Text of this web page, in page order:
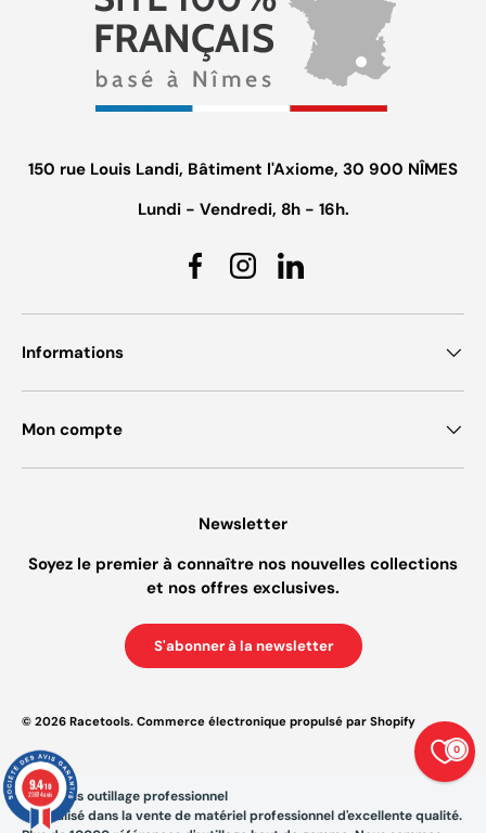
150 rue Louis Landi, Bâtiment l'Axiome, 30 900 NÎMES
Lundi - Vendredi, 8h - 16h.
FacebookInstagramLinkedin
Informations
Mon compte
Newsletter
Soyez le premier à connaître nos nouvelles collections
et nos offres exclusives.
S'abonner à la newsletter
© 2026 Racetools. Commerce électronique propulsé par Shopify
Racetools outillage professionnel
Spécialisé dans la vente de matériel professionnel d'excellente qualité.
0
9.4/10
23874 avis